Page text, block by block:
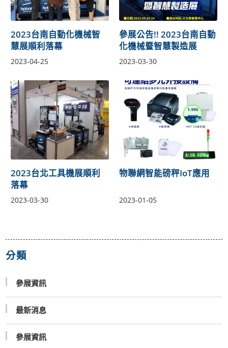
2023台南自動化機械智
慧展順利落幕
2023-04-25
參展公告!! 2023台南自動
化機械暨智慧製造展
2023-03-30
2023台北工具機展順利
落幕
2023-03-30
物聯網智能磅秤IoT應用
2023-01-05
分類
參展資訊
最新消息
參展資訊